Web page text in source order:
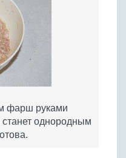
фарш руками
станет однородным